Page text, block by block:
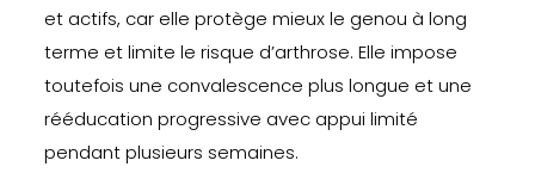
et actifs, car elle protège mieux le genou à long
terme et limite le risque d’arthrose. Elle impose
toutefois une convalescence plus longue et une
rééducation progressive avec appui limité
pendant plusieurs semaines.